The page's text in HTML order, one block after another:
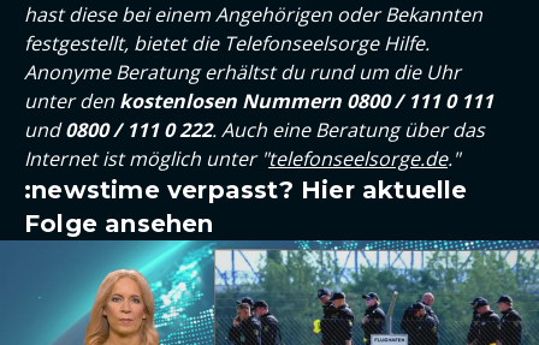
hast diese bei einem Angehörigen oder Bekannten
festgestellt, bietet die Telefonseelsorge Hilfe.
Anonyme Beratung erhältst du rund um die Uhr
unter den kostenlosen Nummern 0800 / 111 0 111
und0800 / 111 0 222. Auch eine Beratung über das
Internet ist möglich unter "telefonseelsorge.de."
:newstime verpasst? Hier aktuelle
Folge ansehen